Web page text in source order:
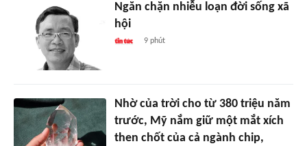
Ngăn chặn nhiễu loạn đời sống xã
hội
9 phút
Nhờ của trời cho từ 380 triệu năm
trước, Mỹ nắm giữ một mắt xích
then chốt của cả ngành chip,